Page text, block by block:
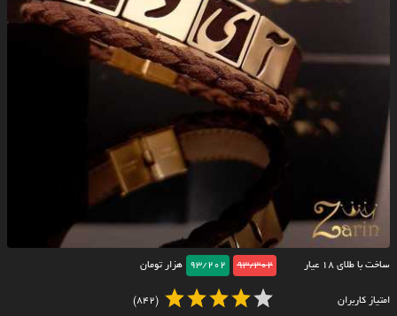
ساخت با طلای ۱۸ عیار 93/302
93/202 هزار تومان
امتیاز کاربران (842)